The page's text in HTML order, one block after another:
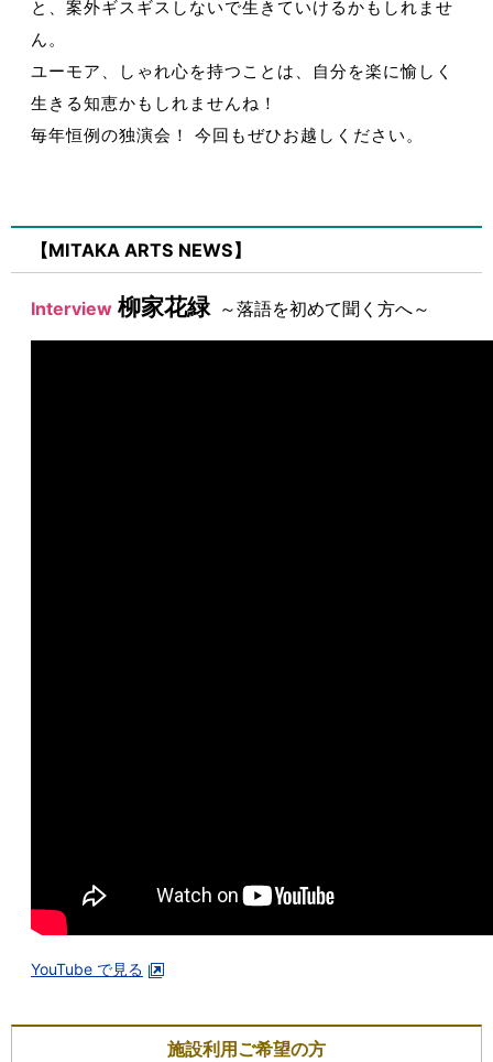
と、案外ギスギスしないで生きていけるかもしれませ
ん。
ユーモア、しゃれ心を持つことは、自分を楽に愉しく
生きる知恵かもしれませんね！
毎年恒例の独演会！ 今回もぜひお越しください。
【MITAKA ARTS NEWS】
Interview 柳家花緑 ～落語を初めて聞く方へ～
YouTube で見る
施設利用ご希望の方